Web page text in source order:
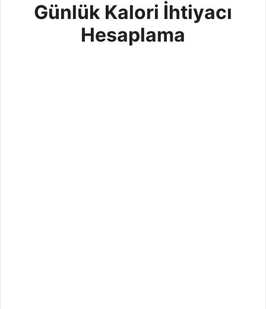
Günlük Kalori İhtiyacı
Hesaplama